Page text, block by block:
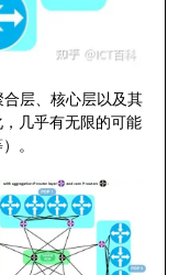
层、核心层以及其
几乎有无限的可能
。